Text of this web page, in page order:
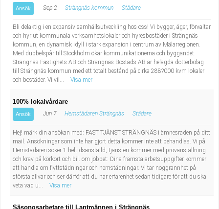
Ansök Sep 2 Strängnäs kommun Städare
Bli delaktig i en expansiv samhällsutveckling hos oss! Vi bygger, äger, förvaltar
och hyr ut kommunala verksamhetslokaler och hyresbostäder i Strängnäs
kommun, en dynamisk idyll i stark expansion i centrum av Mälarregionen.
Med dubbelspår till Stockholm ökar kommunikationerna och byggandet.
Strängnäs Fastighets AB och Strängnäs Bostads AB är helägda dotterbolag
till Strängnäs kommun med ett totalt bestånd på cirka 288?000 kvm lokaler
och bostäder. Vi vil...
Visa mer
100% lokalvårdare
Ansök Jun 7 Hemstädaren Strängnäs Städare
Hej! märk din ansökan med: FAST TJÄNST STRÄNGNÄS i ämnesraden på ditt
mail. Ansökningar som inte har gjort detta kommer inte att behandlas. Vi på
Hemstädaren söker 1 heltidsanställd, tjänsten kommer med provanställning
och krav på körkort och bil. om jobbet: Dina främsta arbetsuppgifter kommer
att handla om flyttstädningar och hemstädningar. Vi tar noggrannhet på
största allvar och ser därför att du har erfarenhet sedan tidigare för att du ska
veta vad u...
Visa mer
Säsongsarbetare till Lantmännen i Strängnäs